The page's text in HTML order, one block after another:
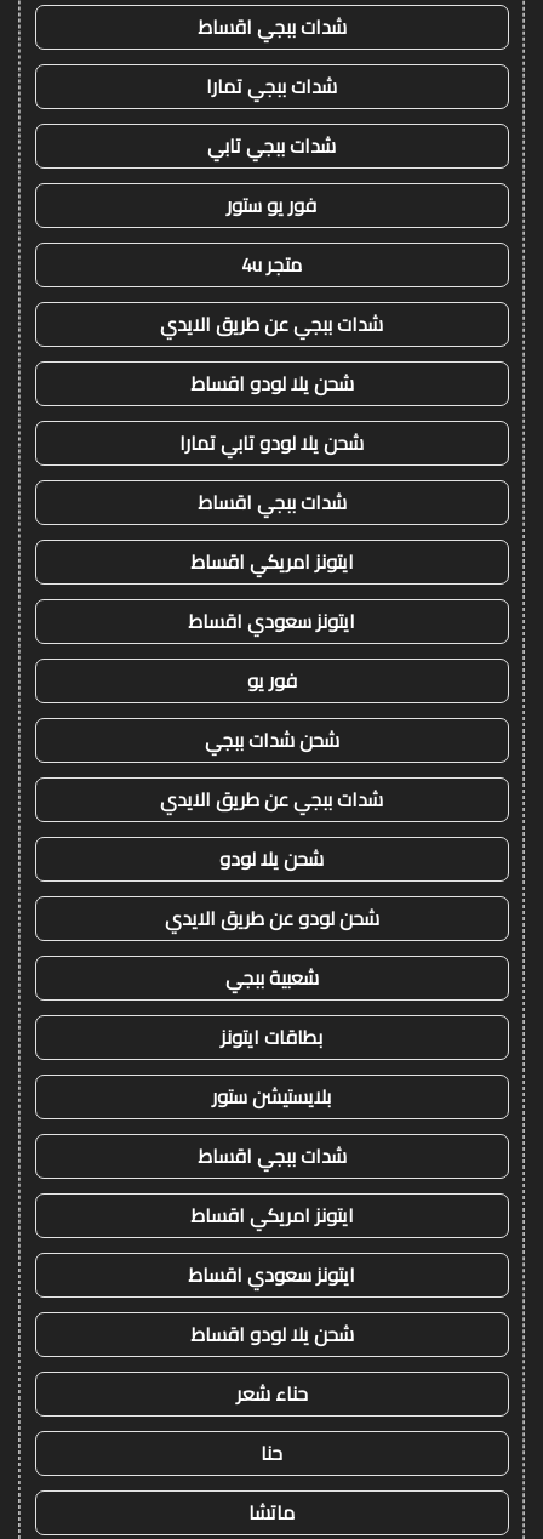
شدات ببجي اقساط
شدات ببجي تمارا
شدات ببجي تابي
فور يو ستور
متجر 4u
شدات ببجي عن طريق الايدي
شحن يلا لودو اقساط
شحن يلا لودو تابي تمارا
شدات ببجي اقساط
ايتونز امريكي اقساط
ايتونز سعودي اقساط
فور يو
شحن شدات ببجي
شدات ببجي عن طريق الايدي
شحن يلا لودو
شحن لودو عن طريق الايدي
شعبية ببجي
بطاقات ايتونز
بلايستيشن ستور
شدات ببجي اقساط
ايتونز امريكي اقساط
ايتونز سعودي اقساط
شحن يلا لودو اقساط
حناء شعر
حنا
ماتشا